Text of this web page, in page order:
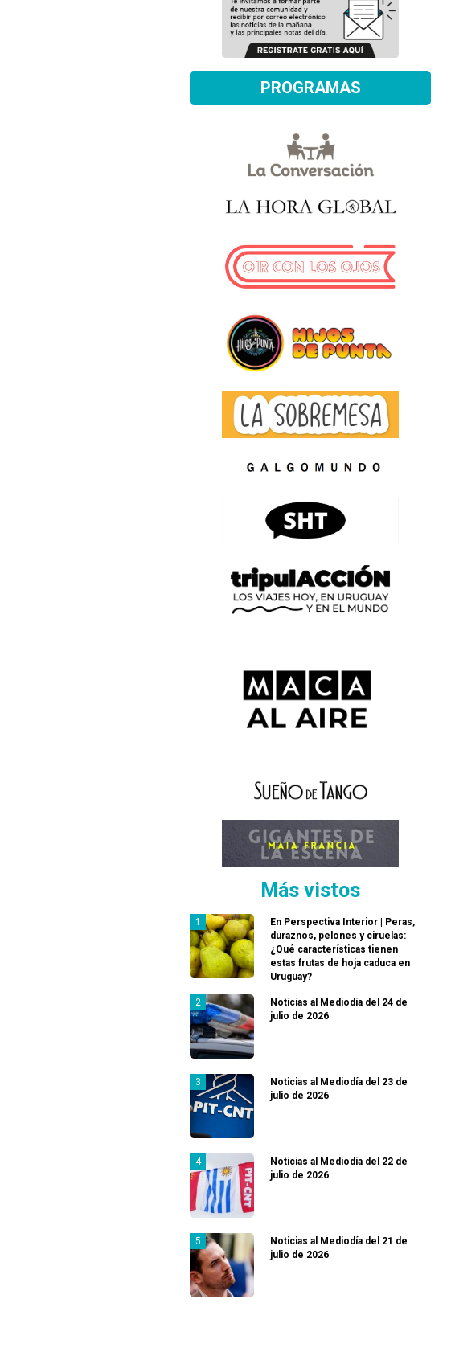
PROGRAMAS
Más vistos
En Perspectiva Interior | Peras,
duraznos, pelones y ciruelas:
¿Qué características tienen
estas frutas de hoja caduca en
Uruguay?
Noticias al Mediodía del 24 de
julio de 2026
Noticias al Mediodía del 23 de
julio de 2026
Noticias al Mediodía del 22 de
julio de 2026
Noticias al Mediodía del 21 de
julio de 2026